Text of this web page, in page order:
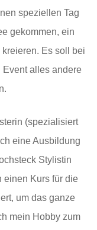
speziellen Tag
gekommen, ein
Es soll bei
alles andere
(spezialisiert
eine Ausbildung
Stylistin
einen Kurs für die
um das ganze
mein Hobby zum